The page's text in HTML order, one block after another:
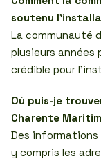
soutenu
La communauté
plusieurs années
crédible pour
Où puis-je
Charente
Des informations
y compris les